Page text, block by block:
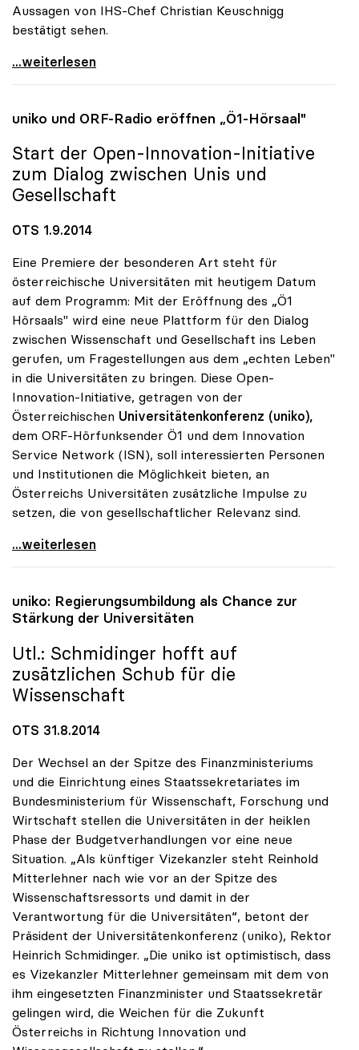
Aussagen von IHS-Chef Christian Keuschnigg
bestätigt sehen.
Uni-Budget: Rektoren für „Investitionen in
...weiterlesen
uniko und ORF-Radio eröffnen „Ö1-Hörsaal"
Start der Open-Innovation-Initiative
zum Dialog zwischen Unis und
Gesellschaft
OTS 1.9.2014
Eine Premiere der besonderen Art steht für
österreichische Universitäten mit heutigem Datum
auf dem Programm: Mit der Eröffnung des „Ö1
Hörsaals" wird eine neue Plattform für den Dialog
zwischen Wissenschaft und Gesellschaft ins Leben
gerufen, um Fragestellungen aus dem „echten Leben"
in die Universitäten zu bringen. Diese Open-
Innovation-Initiative, getragen von der
Österreichischen Universitätenkonferenz (uniko),
dem ORF-Hörfunksender Ö1 und dem Innovation
Service Network (ISN), soll interessierten Personen
und Institutionen die Möglichkeit bieten, an
Österreichs Universitäten zusätzliche Impulse zu
setzen, die von gesellschaftlicher Relevanz sind.
uniko und ORF-Radio eröffnen „Ö1-Hörsaal\"
...weiterlesen
uniko: Regierungsumbildung als Chance zur
Stärkung der Universitäten
Utl.: Schmidinger hofft auf
zusätzlichen Schub für die
Wissenschaft
OTS 31.8.2014
Der Wechsel an der Spitze des Finanzministeriums
und die Einrichtung eines Staatssekretariates im
Bundesministerium für Wissenschaft, Forschung und
Wirtschaft stellen die Universitäten in der heiklen
Phase der Budgetverhandlungen vor eine neue
Situation. „Als künftiger Vizekanzler steht Reinhold
Mitterlehner nach wie vor an der Spitze des
Wissenschaftsressorts und damit in der
Verantwortung für die Universitäten“, betont der
Präsident der Universitätenkonferenz (uniko), Rektor
Heinrich Schmidinger. „Die uniko ist optimistisch, dass
es Vizekanzler Mitterlehner gemeinsam mit dem von
ihm eingesetzten Finanzminister und Staatssekretär
gelingen wird, die Weichen für die Zukunft
Österreichs in Richtung Innovation und